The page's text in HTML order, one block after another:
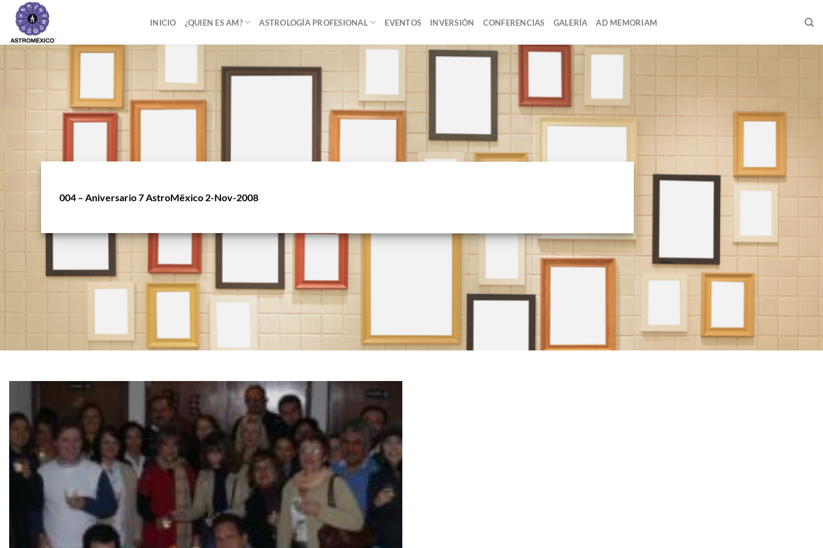
Saltar
contenido
INICIO ¿QUIEN ES AM? ASTROLOGÍA PROFESIONAL EVENTOS INVERSIÓN CONFERENCIAS GALERÍA AD MEMORIAM
004 – Aniversario 7 AstroMëxico 2-Nov-2008